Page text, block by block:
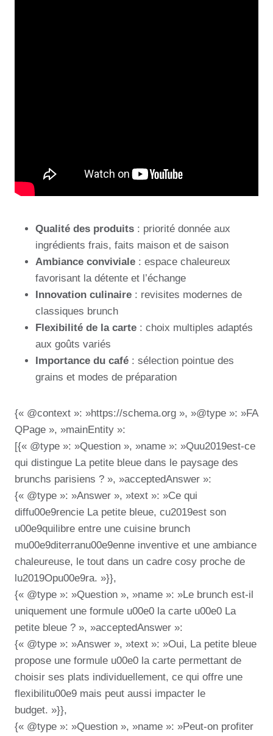
Qualité des produits : priorité donnée aux
ingrédients frais, faits maison et de saison
Ambiance conviviale : espace chaleureux
favorisant la détente et l’échange
Innovation culinaire : revisites modernes de
classiques brunch
Flexibilité de la carte : choix multiples adaptés
aux goûts variés
Importance du café : sélection pointue des
grains et modes de préparation
{« @context »: »https://schema.org », »@type »: »FA
QPage », »mainEntity »:
[{« @type »: »Question », »name »: »Quu2019est-ce
qui distingue La petite bleue dans le paysage des
brunchs parisiens ? », »acceptedAnswer »:
{« @type »: »Answer », »text »: »Ce qui
diffu00e9rencie La petite bleue, cu2019est son
u00e9quilibre entre une cuisine brunch
mu00e9diterranu00e9enne inventive et une ambiance
chaleureuse, le tout dans un cadre cosy proche de
lu2019Opu00e9ra. »}},
{« @type »: »Question », »name »: »Le brunch est-il
uniquement une formule u00e0 la carte u00e0 La
petite bleue ? », »acceptedAnswer »:
{« @type »: »Answer », »text »: »Oui, La petite bleue
propose une formule u00e0 la carte permettant de
choisir ses plats individuellement, ce qui offre une
flexibilitu00e9 mais peut aussi impacter le
budget. »}},
{« @type »: »Question », »name »: »Peut-on profiter